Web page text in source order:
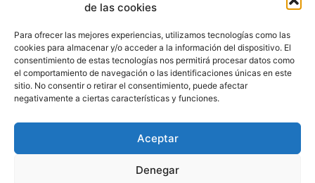
de las cookies
Para ofrecer las mejores experiencias, utilizamos tecnologías como las
cookies para almacenar y/o acceder a la información del dispositivo. El
consentimiento de estas tecnologías nos permitirá procesar datos como
el comportamiento de navegación o las identificaciones únicas en este
sitio. No consentir o retirar el consentimiento, puede afectar
negativamente a ciertas características y funciones.
Aceptar
Denegar
HISTORIA PODCAST